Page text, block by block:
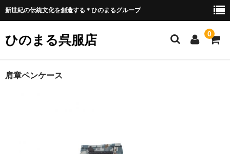
新世紀の伝統文化を創造する＊ひのまるグループ
ひのまる呉服店 0
ホーム
肩章ペンケース